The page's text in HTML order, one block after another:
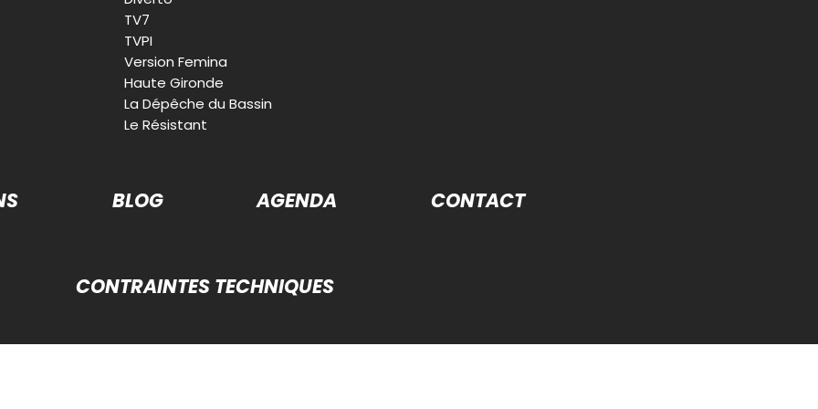
TV7
TVPI
Version Femina
Haute Gironde
La Dépêche du Bassin
Le Résistant
BLOG AGENDA CONTACT
CONTRAINTES TECHNIQUES